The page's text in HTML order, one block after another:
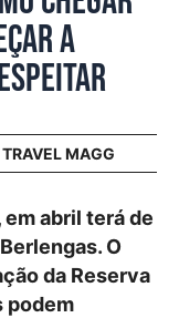
a
TRAVEL MAGG
abril terá de
O
da Reserva
podem